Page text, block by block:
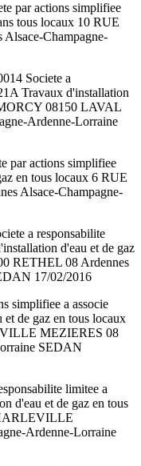
par actions simplifiee
tous locaux 10 RUE
Champagne-
Societe a
Travaux d'installation
08150 LAVAL
Ardenne-Lorraine
par actions simplifiee
en tous locaux 6 RUE
Alsace-Champagne-
a responsabilite
d'eau et de gaz
RETHEL 08 Ardennes
17/02/2016
simplifiee a associe
de gaz en tous locaux
MEZIERES 08
SEDAN
limitee a
d'eau et de gaz en tous
Ardenne-Lorraine